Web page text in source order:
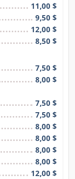
11,00 $
9,50 $
12,00 $
8,50 $
7,50 $
8,00 $
7,50 $
7,50 $
8,00 $
8,00 $
8,00 $
8,00 $
12,00 $